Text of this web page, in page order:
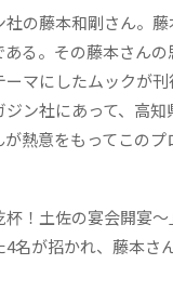
の藤本和剛さん。
る。その藤本さん
マにしたムックが
ン社にあって、高
熱意をもってこの
！土佐の宴会開宴
名が招かれ、藤本